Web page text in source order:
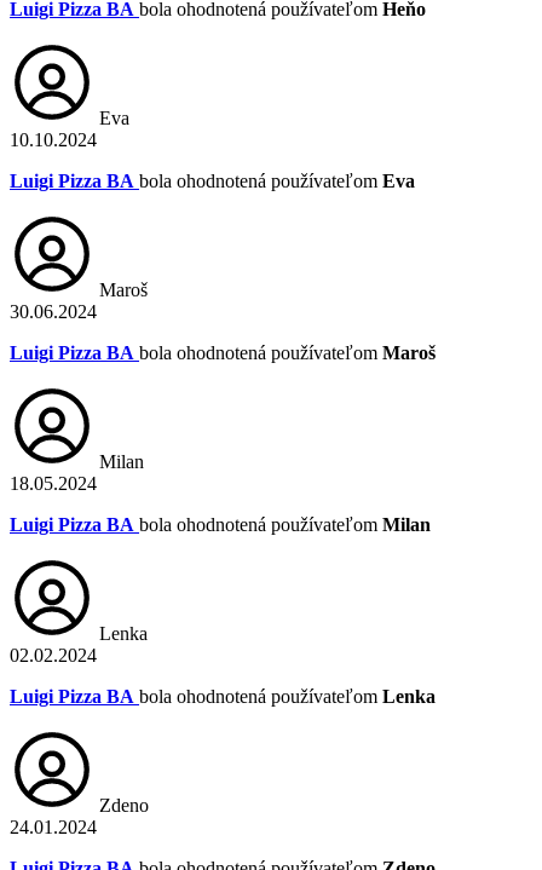
Luigi Pizza BA bola ohodnotená používateľom Heňo
Eva
10.10.2024
Luigi Pizza BA bola ohodnotená používateľom Eva
Maroš
30.06.2024
Luigi Pizza BA bola ohodnotená používateľom Maroš
Milan
18.05.2024
Luigi Pizza BA bola ohodnotená používateľom Milan
Lenka
02.02.2024
Luigi Pizza BA bola ohodnotená používateľom Lenka
Zdeno
24.01.2024